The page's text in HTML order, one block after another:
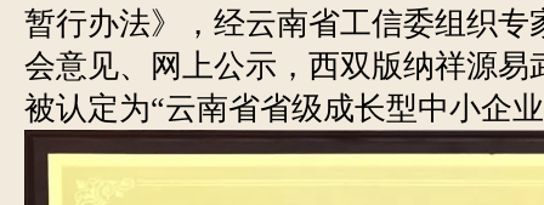
暂行办法》，经云南省工信委组织专
会意见、网上公示，西双版纳祥源易
被认定为“云南省省级成长型中小企